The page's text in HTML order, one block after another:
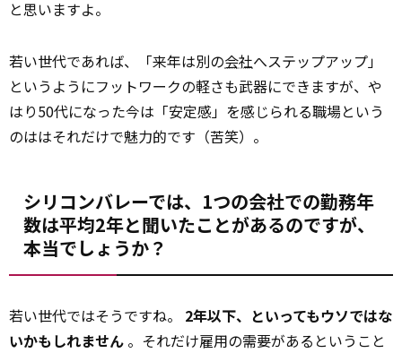
と思いますよ。
若い世代であれば、「来年は別の会社へステップアップ」
というようにフットワークの軽さも武器にできますが、や
はり50代になった今は「安定感」を感じられる職場という
のははそれだけで魅力的です（苦笑）。
シリコンバレーでは、1つの会社での勤務年
数は平均2年と聞いたことがあるのですが、
本当でしょうか？
若い世代ではそうですね。 2年以下、といってもウソではな
いかもしれません 。それだけ雇用の需要があるということ